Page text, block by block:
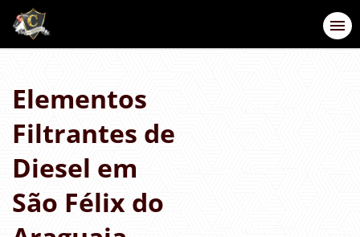
Elementos
Filtrantes de
Diesel em
São Félix do